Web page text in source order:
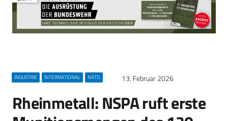
INDUSTRIE INTERNATIONAL NATO 13. Februar 2026
Rheinmetall: NSPA ruft erste